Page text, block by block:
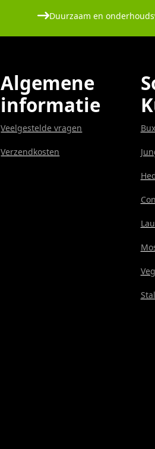
Duurzaam en
Algemene
informatie
Veelgestelde vragen
Verzendkosten